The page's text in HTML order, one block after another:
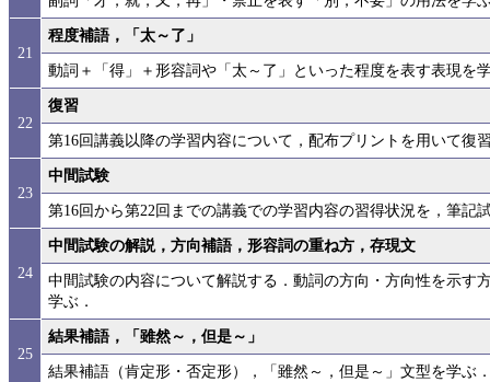
21
程度補語，「太～了」
動詞＋「得」＋形容詞や「太～了」といった程度を表す表現を
22
復習
第16回講義以降の学習内容について，配布プリントを用いて復
23
中間試験
第16回から第22回までの講義での学習内容の習得状況を，筆記
24
中間試験の解説，方向補語，形容詞の重ね方，存現文
中間試験の内容について解説する．動詞の方向・方向性を示す
学ぶ．
25
結果補語，「雖然～，但是～」
結果補語（肯定形・否定形），「雖然～，但是～」文型を学ぶ